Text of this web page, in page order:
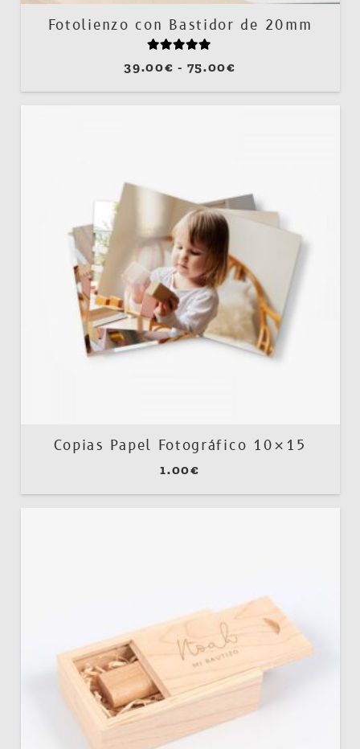
Fotolienzo con Bastidor de 20mm
39.00€ - 75.00€
de
75.00€
Copias Papel Fotográfico 10×15
1.00€